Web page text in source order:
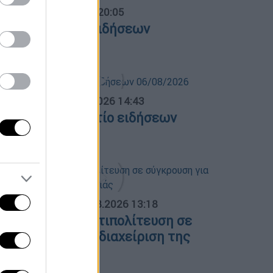
06.08.2026 20:05
δελτίο ειδήσεων
08/2026
06.08.2026 14:43
δελτίο ειδήσεων
08/2026
06.08.2026 13:18
και αντιπολίτευση σε
για τη διαχείριση της